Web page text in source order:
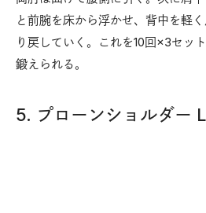
と前腕を床から浮かせ、背中を軽
り戻していく。これを10回×3セッ
鍛えられる。
5. プローンショルダー L